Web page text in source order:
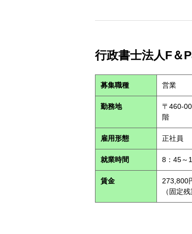
行政書士法人F＆
募集職種 営業
勤務地
〒460-
階
雇用形態 正社員
就業時間 8：45～
賃金
273,800
（固定